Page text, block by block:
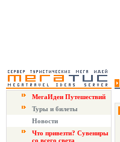
МегаИдеи Путешествий
Туры и билеты
Новости
Что привезти? Сувениры
со всего света